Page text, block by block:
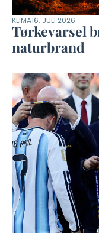
KLIMA16. JULI 2026
Tørkevarsel
naturbrand